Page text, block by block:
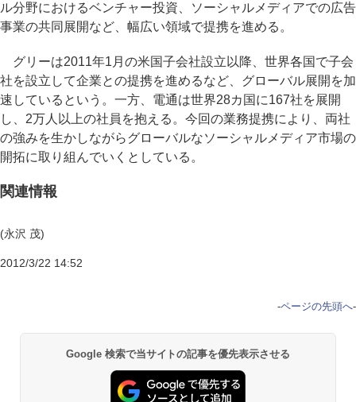
ル分野におけるベンチャー投資、ソーシャルメディアでの広告
事業の共同展開など、幅広い領域で提携を進める。
グリーは2011年1月の米国子会社設立以降、世界各国で子会
社を設立して企業との提携を進めるなど、グローバル展開を加
速しているという。一方、電通は世界28カ国に167社を展開
し、2万人以上の社員を抱える。今回の業務提携により、両社
の強みを生かしながらグローバルなソーシャルメディア市場の
開拓に取り組んでいくとしている。
関連情報
(永沢 茂)
2012/3/22 14:52
-ページの先頭へ-
Google 検索で当サイトの記事を優先表示させる